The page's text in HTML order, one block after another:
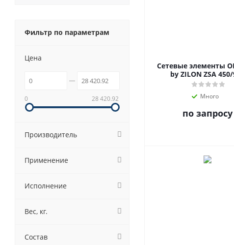
Сетевые элементы
by ZILON ZSA
Много
по запросу
Фильтр по параметрам
Цена
0 28 420.92
Производитель
Применение
Исполнение
Вес, кг.
Состав